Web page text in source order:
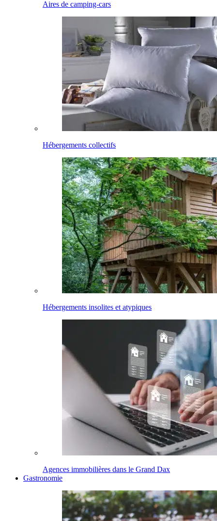
Aires de camping-cars
Hébergements collectifs
Hébergements insolites et atypiques
Agences immobilières dans le Grand Dax
Gastronomie